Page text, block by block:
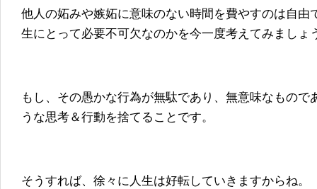
他人の妬みや嫉妬に意味のない時間を費やすのは自由
生にとって必要不可欠なのかを今一度考えてみましょ
もし、その愚かな行為が無駄であり、無意味なもの
うな思考＆行動を捨てることです。
そうすれば、徐々に人生は好転していきますからね。